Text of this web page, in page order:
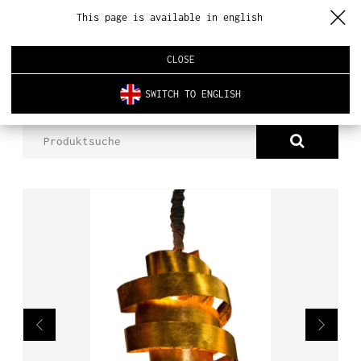
ÜBER UNS
NEUHEITEN
INNENARCHITEKTUR
REALISIERUNGEN
AKTUELLES
PARRISH LAMPE
This page is available in english
CLOSE
SWITCH TO ENGLISH